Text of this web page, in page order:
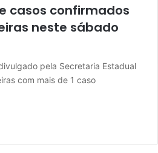
casos confirmados
neste sábado
pela Secretaria Estadual
com mais de 1 caso